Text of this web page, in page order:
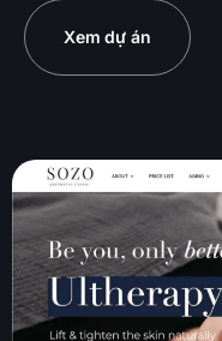
Xem dự án